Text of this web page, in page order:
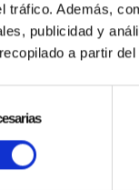
tráfico. Además,
publicidad y
a partir